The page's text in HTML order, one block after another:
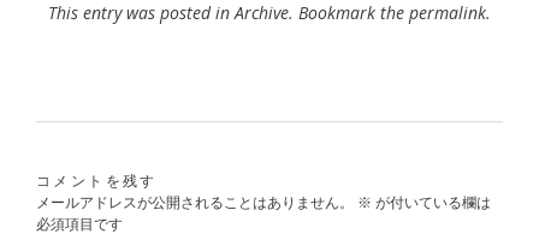
This entry was posted inArchive. Bookmark the permalink.
コメントを残す
メールアドレスが公開されることはありません。
※ が付いている欄は
必須項目です